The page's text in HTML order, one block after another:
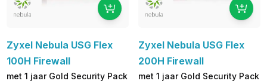
Zyxel Nebula USG Flex
100H Firewall
met 1 jaar Gold Security Pack
Zyxel Nebula USG Flex
200H Firewall
met 1 jaar Gold Security Pack